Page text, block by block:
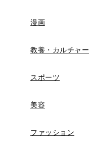
漫画
教養・カルチャー
スポーツ
美容
ファッション